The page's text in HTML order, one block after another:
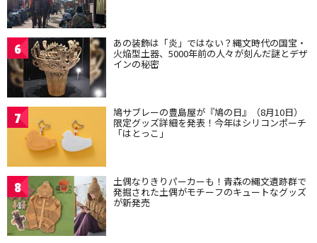
6 あの装飾は「炎」ではない？縄文時代の国宝・
火焔型土器、5000年前の人々が刻んだ謎とデザ
インの秘密
7 鳩サブレーの豊島屋が『鳩の日』（8月10日）
限定グッズ詳細を発表！今年はシリコンポーチ
「はとっこ」
8 土偶なりきりパーカーも！青森の縄文遺跡群で
発掘された土偶がモチーフのキュートなグッズ
が新発売